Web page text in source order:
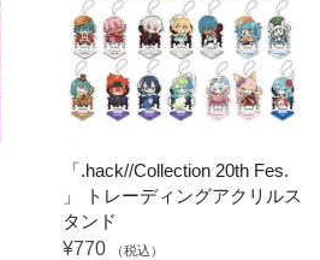
「.hack//Collection 20th Fes.
」 トレーディングアクリルス
タンド
¥770
（税込）